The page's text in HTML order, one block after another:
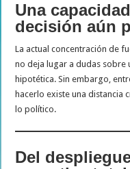
Una
decisión aún
La actual concentración de
no deja lugar a dudas sobre
hipotética. Sin embargo,
hacerlo existe una distancia
lo político.
Del